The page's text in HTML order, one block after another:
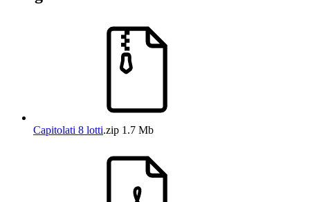
Capitolati 8 lotti.zip 1.7 Mb